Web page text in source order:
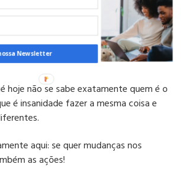
muito importante, pois apenas contrair
ter mudanças na forma de guiar o
que a situação se repita novamente
hoje não se sabe exatamente quem é o
é insanidade fazer a mesma coisa e
aqui: se quer mudanças nos
as ações!
Newsletter